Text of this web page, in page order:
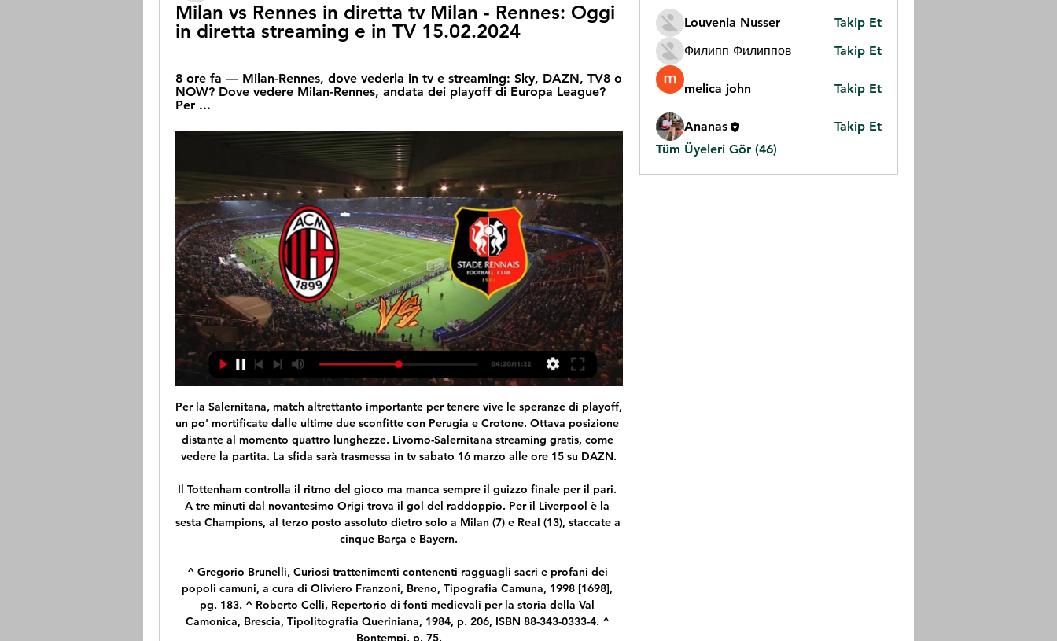
Milan vs Rennes in diretta tv Milan - Rennes: Oggi
in diretta streaming e in TV 15.02.2024
8 ore fa — Milan-Rennes, dove vederla in tv e streaming: Sky, DAZN, TV8 o
NOW? Dove vedere Milan-Rennes, andata dei playoff di Europa League?
Per ...
Per la Salernitana, match altrettanto importante per tenere vive le speranze di playoff, un po' mortificate dalle ultime due sconfitte con Perugia e Crotone. Ottava posizione distante al momento quattro lunghezze. Livorno-Salernitana streaming gratis, come vedere la partita. La sfida sarà trasmessa in tv sabato 16 marzo alle ore 15 su DAZN.

Il Tottenham controlla il ritmo del gioco ma manca sempre il guizzo finale per il pari. A tre minuti dal novantesimo Origi trova il gol del raddoppio. Per il Liverpool è la sesta Champions, al terzo posto assoluto dietro solo a Milan (7) e Real (13), staccate a cinque Barça e Bayern.

^ Gregorio Brunelli, Curiosi trattenimenti contenenti ragguagli sacri e profani dei popoli camuni, a cura di Oliviero Franzoni, Breno, Tipografia Camuna, 1998 [1698], pg. 183. ^ Roberto Celli, Repertorio di fonti medievali per la storia della Val Camonica, Brescia, Tipolitografia Queriniana, 1984, p. 206, ISBN 88-343-0333-4. ^ Bontempi, p. 75.

MILANO – È scesa dalla propria auto per mettere in salvo le due figlie di cinque e otto anni dopo essere stata coinvolta in un incidente sulla A8, ma in quel momento è stata travolta e uccisa da un'altra vettura coinvolta nella carambola. È morta così, davanti agli occhi delle proprie creature, una donna di 38enne italiana.

Milan-Rennes, formazioni Europa League: dove vedere la 3 ore fa — Milan-Rennes: dove vedere la diretta tv – streaming gratis · Europa League Milan-Rennes in diretta in chiaro, Tv8 o Rai 1? · Le probabili ...

Come riferito dal sito ufficiale della FIGC, la Nazionale femminile Under 23 vince e convince nel suo secondo impegno al torneo di La Manga, piegando con un netto 4-1 le pari età della Svezia. Le Azzurrine hanno saputo reagire sul campo all’immeritata sconfitta dell’esordio contro la Norvegia

Novità: i viaggiatori in possesso di un biglietto Italobus da o per Cosenza, possono viaggiare gratuitamente nell’area urbana di Cosenza sui bus di AMACO nei 75 minuti precedenti all’orario programmato di partenza dell’italobus o nei 75 minuti successivi all’orario programmato di …

Diretta Ascoli-Entella alle 21, probabili formazioni e dove vederla in tv Segui live su www.corrieredellosport.it la gara della nona giornata di campionato [...] Serie B, le designazioni: Pescara-Benevento a Baroni.

Notizie da Trani Direttore Giuseppe Di Bisceglie.. Social Video 2 minuti La seconda Giornata del GAL Open Day in diretta da Trani. Social Video 2 ore e oltre Gal Open Day: "Innova la tua idea di impresa,. Tommaso Laurora: «Noi riferimento civico e moderato per i cittadini.

Chiara Ferragni in total Dior sbarca a Venezia insieme a Fedez Chiara Ferragni su Instagram, il post dedicato agli haters: «Ecco di cosa avrebbero bisogno» Chiara Ferragni e l'ex fidanzato Riccardo Pozzoli: «Vi spiego perché non abbiamo più rapporti»

Milan-Rennes: dove vederla in tv e in streaming 12 ore fa — Milan-Rennes: TV8, Sky, Dazn o Now? Dove vederla in tv e in streaming Il match, in programma alle 21, sarà visibile in diretta su Dazn e Sky ...

Milan-Stade Rennes in diretta Keep Calm | Black Vegan 2 ore fa — Diretta AC Milan — Stade Rennes in streaming [[[FLUSSO!]][[[] TV Milan vs Stade Rennes in diretta gratis 15/02/2024 Su Sky Sport le ultime

Milan-Rennes, Europa League: data, programma, orario, tv 5 giorni fa — Il Milan sarà impegnato questa sera nel posticipo della ventiquattresima giornata di Serie A contro il Napoli, ma la prossima settimana ...

AC Milan vs Rennes LIVE 15. 2. 2024 | Calcio 8 ore fa — Segui AC Milan vs Rennes 15. 2. 2024 live - livescore, audio commentary, anteprima, statistiche H2H, ultimi risultati e altre informazioni su Diretta.it.

Assistenza sanitaria nei Paesi Bassi. Cosa devo fare per ricevere assistenza sanitaria nei Paesi Bassi? Trattandosi di un Paese dell'Unione Europea, in caso di breve soggiorno, si potrà usare la TEAM (Tessera Europea Assistenza Malattia) che consente di usufruire dei …

Streaming: Milan vs Rennes diretta tv 7 ore fa — Streaming: Milan vs Rennes diretta tv Milan-Rennes, dove vederla in diretta tv e streaming 15 febbraio 2024 Trasmissione in diretta 5 ore fa ...

Una trasmissione seguitissima e due fratelli reggini in Tv su Rai Uno. È successo ieri sera ai “Soliti Ignoti”, programma condotto da Amadeus, su Rai Uno, in onda subito dopo la fine del telegiornale della sera. Filippo Cogliandro, presidente del Bocale Calcio, squadra che …

provincia di Vercelli, Michele Morsero, per distruggere le forze partigiane che investe tutta la zona dalla Valsesia al iellese alla Valle d’Aosta. Nel iellese l’azione parte dalla Serra, zona del la75^ Brigata, che contrasta il nemico con efficacia. Quando questi porta in campo altri reparti da Cerrione, Cavaglià,

Nuovo acquisto del Südtirol che porta a casa in prestito, Gabriel Lunetta, esterno offensivo dell’Atalanta in prestito al Giana Erminio. Leggi il seguito

TV Milan vs Rennes in diretta gratis 9 ore fa — TV Milan vs Rennes in diretta gratis Milan-Rennes, Europa League: formazioni e dove vederla 15 febbraio 2024 Flusso 18 ore fa — Match live ...

In attesa che arrivi la data del recupero della sfida all’Empoli, il Foggia si prepara alla trasferta di sabato 10 marzo a Perugia (ore 15). E oggi, lunedì 5 marzo, a partire dalle ore 10 saranno in vendita i biglietti per il settore ospiti del Renato Curi.

PORTO TOLLE – Con nel cuore e nella mente la splendida rimonta nel derby contro l’Adriese, il Delta Porto Tolle domenica 2 dicembre si appresta a vivere la 13esima giornata di campionato, in casa del Levico Terme. Una gara molto importante per i biancazzurri, ancora a caccia della prima vittoria esterna. I tre punti infatti sono […]

Risultato ininfluente ai fini della classifica: l'Under 19 di Vecchi termina il suo cammino nella stagione regolare al secondo posto a quota 58 punti alle spalle dell'Atalanta. Il 5 e 6 giugno in programma a Reggio Emilia l'inizio delle Final Four del campionato con l'Inter già sicura di un posto in semifinale.

Milan-Rennes, Europa League: formazioni e dove vederla 7 ore fa — Ecco la diretta testuale del match di Milano. adv. ECCO COME E DOVE VEDERE MILAN-RENNES IN TV O IN DIRETTA STREAMING. +++ MILAN-RENNES, LE ...

Diretta Carpi-Cesena: info streaming video e tv, probabili formazioni, quote, orario e risultato live della partita che si gioca per la 24esima giornata del campionato di Serie B Tra meno di venti minuti inizierà la gara Carpi-Cesena valida come primo positicipo della ventiquattresima giornata. Da

Cittadella, tutte le news in diretta. CITTADELLA – Queste le parole di Rob dopo il ko contro il Frosinone riportate da Padovagoal.it: “Siamo stati bravi a rimanere in partita dopo il doppio svantaggio, abbiamo avuto il coraggio di accorciare le distanze con Litteri.

Libertas Murata in diretta: scopri i risultati della partita Libertas Murata live e segui i tabellini in diretta Libertas Murata grazie al nostro livescore. Partita di Campionato Sammarinese, Playoff giocata il …

GIANA Erminio calcio: statistiche, ultime partite giocate, vittorie, pareggi e sconfitte. Per offrirti il miglior servizio possibile questo sito utilizza cookie propri e di terze parti. Continuando la navigazione nel sito acconsenti al loro impiego in conformità alla nostra Cookie Policy.

Sampdoria-Juventus si sfidano domenica 19 novembre alle ore 15 per la 13ª giornata di andata nel calendario del campionato di Serie A TIM 2017-2018. La partita, in programma allo stadio Luigi Ferraris in zona Marassi a Genova, sarà trasmessa …

Adrense e Real Capriano se la giocano alla pari. Alla fine, dopo il vantaggio nei primi minuti della formazione di Adro, ad avere la meglio è il Real che dopo aver raggiunto il pari, insacca la rete del vantaggio che determinerà anche il risultato finale!!! Adrense - Real Capriano 1-2

Sul campo 1 Enrico Dalla Valle – Clement Tabur, Alessandro Bordone – Lorenzo Frigerio, non prima delle 15 Filippo Moroni – Leny Mtjana, non prima delle …

Matrimonio a Prima Vista sbarca su Real Time da mercoledì 4 settembre (ma su DPlay è già iniziato) (Di martedì 3 settembre 2019) Matrimonio a Prima Vista approda su Real Time (e NOVE) da mercoledì 4 settembre In streaming le prime due puntate già disponibili su DPlay Plus Lascia il satellite e Sky Uno la versione italiana di.

Paderborn 07 – Mainz 05 05.10.2019 Broadcast Watch soccer sport Blog › Forum › Lavorazione Fimo › Attrezzi per la lavorazione › -watch.online!* Questo argomento contiene 0 risposte, ha 1 partecipante, ed è stato aggiornato da cukatimac1973 1 settimana, 4 giorni fa .

Juventus Liquidando la SPAL con un gol per tempo, la Juventus è rimasta a -2 dall'Inter. Altri dati Inter Solo Atalanta e Napoli hanno segnato più dell'Inter, che vanta la difesa più solida di tutti. Juventus A caccia del terzo colpo corsaro (2-1-0), la Juventus ha vinto solo 3 …

Athletics | Stong College 3 ore fa — Streaming: Milan Rennes diretta tv Milan Rennes in diretta streaming Milan | Athletics 15/02/2024 12 ore fa — Streaming Milan-Rennes in ...

Dove vedere Milan-Rennes in tv e streaming: le probabili Pioli, per il match contro il Rennes, non sembra intenzionato a fare turnover. In difesa è però in dubbio Kjaer, alle prese con un piccolo problema muscolare: ...

Il live di Sasso Marconi Zola Lentigione risultati in diretta (e live video streaming online) in tempo reale, iniziano il 1.9.2019. alle 13:00 UTC in Serie D, Girone D, Italy.

Renzi accetta La7 per il confronto tv con Di Maio - Il portavoce dell'ex premier su Facebook: "Non è vero che il Pd ha messo un veto sulla trasmissione di Floris ma avremmo preferito confrontarci in un programma del servizio pubblico"

L'Inter dovrà fare a meno di due squalificati in occasione della prossima sfida di campionato contro il Chievo Verona. L'Inter dovrà fare a meno di due squalificati in occasione della prossima sfida di campionato contro il Chievo Verona. Chi siamo;

Non quelli come Rojadirecta che vengono oscurati puntualmente proprio perché non sono legali e non son
Louvenia Nusser
Takip Et
Филипп Филиппов
Takip Et
melica john Takip Et
Ananas
Takip Et
Tüm Üyeleri Gör (46)